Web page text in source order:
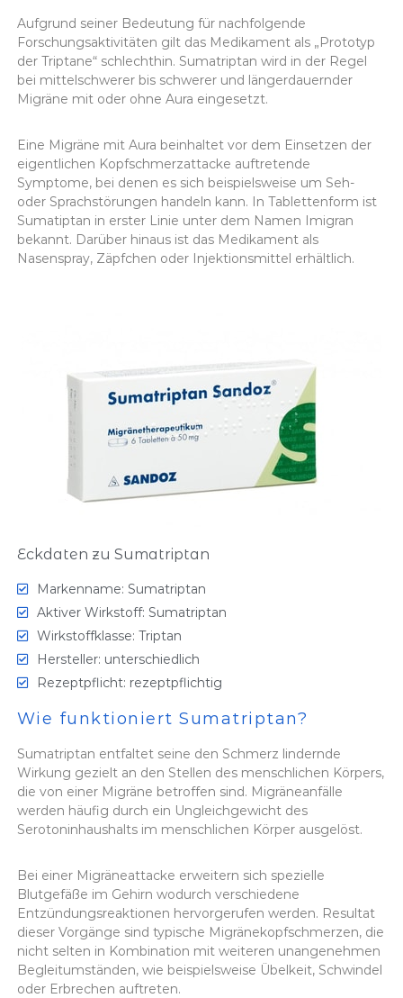
Aufgrund seiner Bedeutung für nachfolgende
Forschungsaktivitäten gilt das Medikament als „Prototyp
der Triptane“ schlechthin. Sumatriptan wird in der Regel
bei mittelschwerer bis schwerer und längerdauernder
Migräne mit oder ohne Aura eingesetzt.
Eine Migräne mit Aura beinhaltet vor dem Einsetzen der
eigentlichen Kopfschmerzattacke auftretende
Symptome, bei denen es sich beispielsweise um Seh-
oder Sprachstörungen handeln kann. In Tablettenform ist
Sumatiptan in erster Linie unter dem Namen Imigran
bekannt. Darüber hinaus ist das Medikament als
Nasenspray, Zäpfchen oder Injektionsmittel erhältlich.
Eckdaten zu Sumatriptan
Markenname: Sumatriptan
Aktiver Wirkstoff: Sumatriptan
Wirkstoffklasse: Triptan
Hersteller: unterschiedlich
Rezeptpflicht: rezeptpflichtig
Wie funktioniert Sumatriptan?
Sumatriptan entfaltet seine den Schmerz lindernde
Wirkung gezielt an den Stellen des menschlichen Körpers,
die von einer Migräne betroffen sind. Migräneanfälle
werden häufig durch ein Ungleichgewicht des
Serotoninhaushalts im menschlichen Körper ausgelöst.
Bei einer Migräneattacke erweitern sich spezielle
Blutgefäße im Gehirn wodurch verschiedene
Entzündungsreaktionen hervorgerufen werden. Resultat
dieser Vorgänge sind typische Migränekopfschmerzen, die
nicht selten in Kombination mit weiteren unangenehmen
Begleitumständen, wie beispielsweise Übelkeit, Schwindel
oder Erbrechen auftreten.